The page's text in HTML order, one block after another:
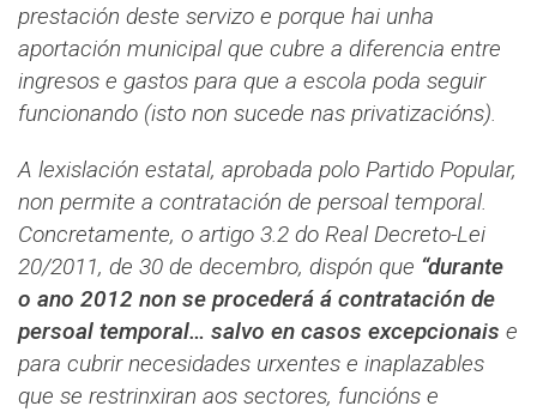
prestación deste servizo e porque hai unha
aportación municipal que cubre a diferencia entre
ingresos e gastos para que a escola poda seguir
funcionando (isto non sucede nas privatizacións).
A lexislación estatal, aprobada polo Partido Popular,
non permite a contratación de persoal temporal.
Concretamente, o artigo 3.2 do Real Decreto-Lei
20/2011, de 30 de decembro, dispón que “durante
o ano 2012 non se procederá á contratación de
persoal temporal… salvo en casos excepcionais e
para cubrir necesidades urxentes e inaplazables
que se restrinxiran aos sectores, funcións e